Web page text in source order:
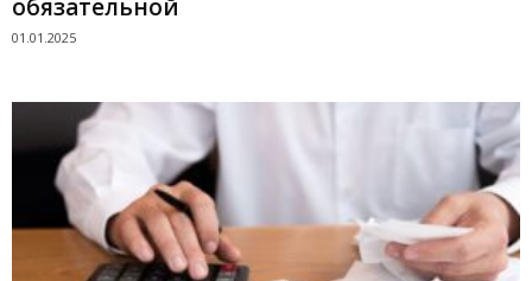
обязательной
01.01.2025